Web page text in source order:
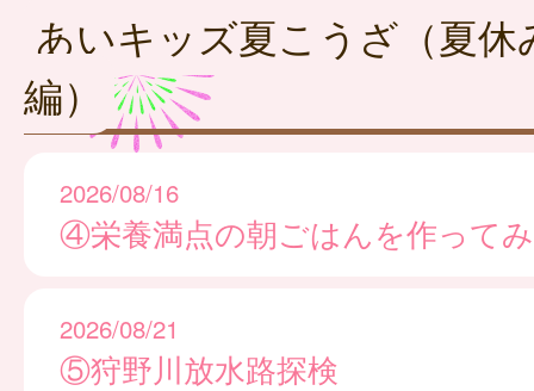
あいキッズ夏こうざ（夏
編）
2026/08/16
④栄養満点の朝ごはんを作って
2026/08/21
⑤狩野川放水路探検